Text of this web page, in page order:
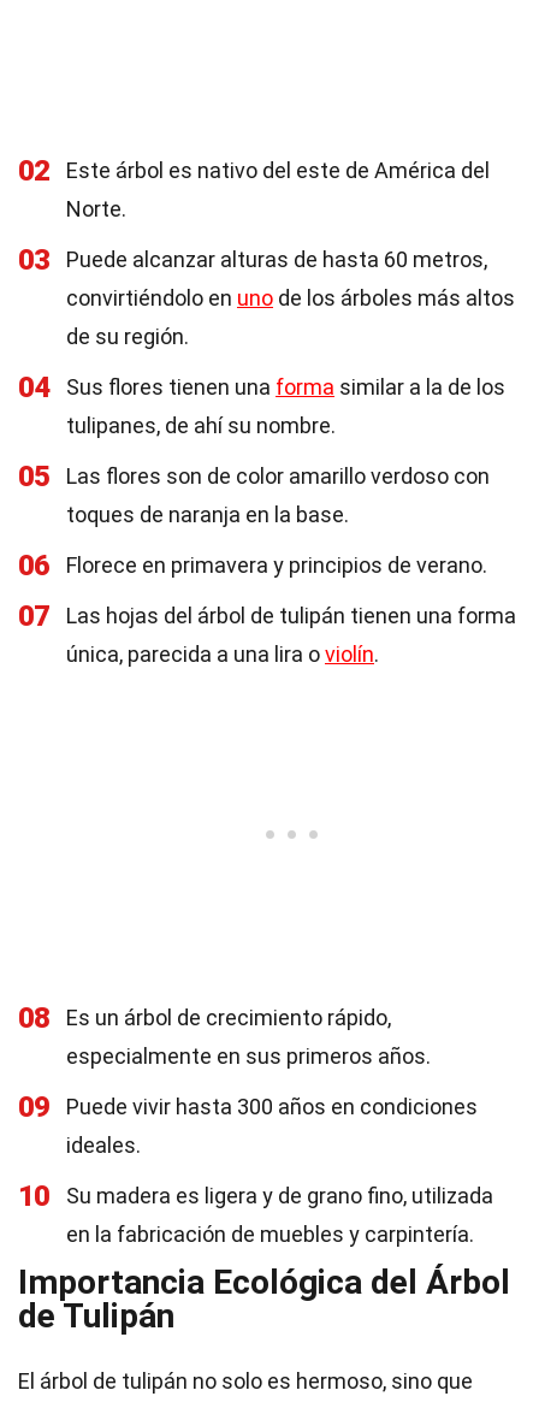
02
Este árbol es nativo del este de América del
Norte.
03
Puede alcanzar alturas de hasta 60 metros,
convirtiéndolo en uno de los árboles más altos
de su región.
04 Sus flores tienen una forma similar a la de los
tulipanes, de ahí su nombre.
05
Las flores son de color amarillo verdoso con
toques de naranja en la base.
06 Florece en primavera y principios de verano.
07
Las hojas del árbol de tulipán tienen una forma
única, parecida a una lira oviolín.
08
Es un árbol de crecimiento rápido,
especialmente en sus primeros años.
09
Puede vivir hasta 300 años en condiciones
ideales.
10
Su madera es ligera y de grano fino, utilizada
en la fabricación de muebles y carpintería.
Importancia Ecológica del Árbol
de Tulipán
El árbol de tulipán no solo es hermoso, sino que